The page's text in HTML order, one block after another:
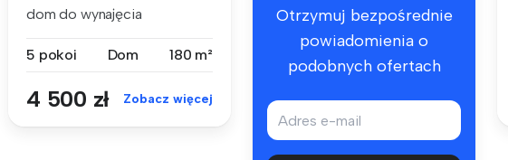
dom do wynajęcia
5 pokoi
Dom 180 m²
4 500 zł Zobacz więcej
Otrzymuj bezpośrednie
powiadomienia o
podobnych ofertach